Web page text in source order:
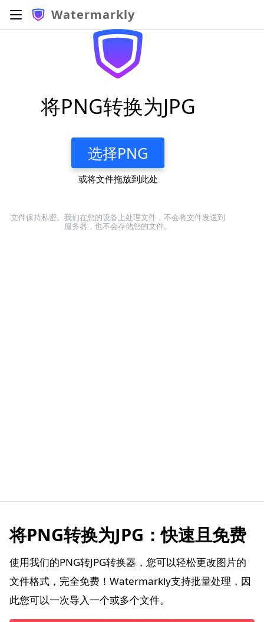
Watermarkly
将PNG转换为JPG
选择PNG
或将文件拖放到此处
文件保持私密。我们在您的设备上处理文件，不会将文件发送到
服务器，也不会存储您的文件。
将PNG转换为JPG：快速且免费
使用我们的PNG转JPG转换器，您可以轻松更改图片的
文件格式，完全免费！Watermarkly支持批量处理，因
此您可以一次导入一个或多个文件。